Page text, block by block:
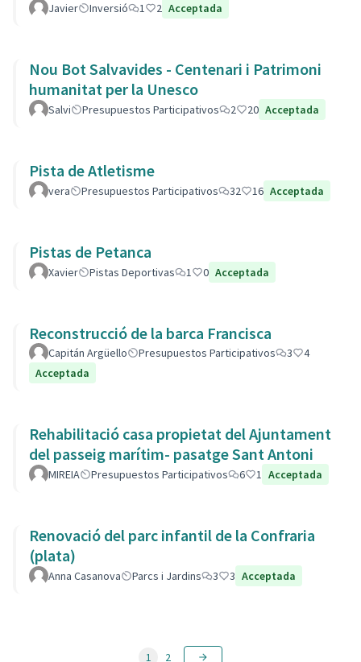
Javier Inversió 1 2 Acceptada
Nou Bot Salvavides - Centenari i Patrimoni
humanitat per la Unesco
Salvi Presupuestos Participativos 2 20 Acceptada
Pista de Atletisme
vera Presupuestos Participativos 32 16 Acceptada
Pistas de Petanca
Xavier Pistas Deportivas 1 0 Acceptada
Reconstrucció de la barca Francisca
Capitán Argüello Presupuestos Participativos 3
4
Acceptada
Rehabilitació casa propietat del Ajuntament
del passeig marítim- pasatge Sant Antoni
MIREIA Presupuestos Participativos 6 1 Acceptada
Renovació del parc infantil de la Confraria
(plata)
Anna Casanova Parcs i Jardins 3 3 Acceptada
1 2